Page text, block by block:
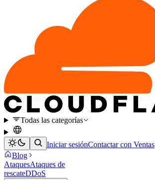
Todas las categorías
Iniciar sesiónContactar con Ventas
Blog
AtaquesAtaques de
rescateDDoS